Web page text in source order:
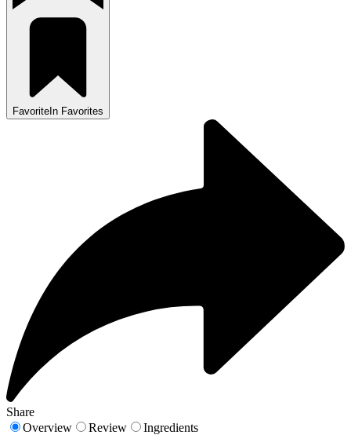
Favorite In Favorites
Share
Overview
Review Ingredients